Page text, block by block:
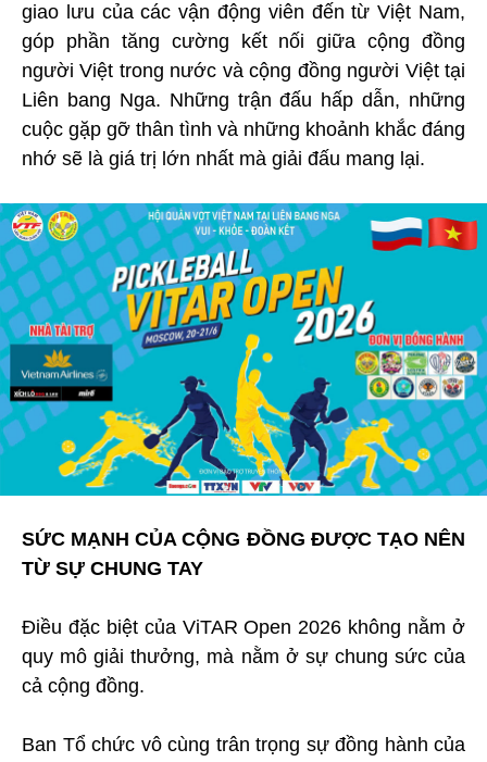
giao lưu của các vận động viên đến từ Việt Nam,
góp phần tăng cường kết nối giữa cộng đồng
người Việt trong nước và cộng đồng người Việt tại
Liên bang Nga. Những trận đấu hấp dẫn, những
cuộc gặp gỡ thân tình và những khoảnh khắc đáng
nhớ sẽ là giá trị lớn nhất mà giải đấu mang lại.
SỨC MẠNH CỦA CỘNG ĐỒNG ĐƯỢC TẠO NÊN
TỪ SỰ CHUNG TAY
Điều đặc biệt của ViTAR Open 2026 không nằm ở
quy mô giải thưởng, mà nằm ở sự chung sức của
cả cộng đồng.
Ban Tổ chức vô cùng trân trọng sự đồng hành của